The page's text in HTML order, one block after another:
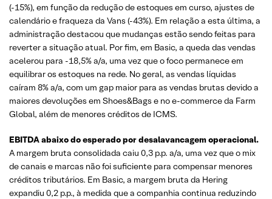
(-15%), em função da redução de estoques em curso, ajustes de
calendário e fraqueza da Vans (-43%). Em relação a esta última, a
administração destacou que mudanças estão sendo feitas para
reverter a situação atual. Por fim, em Basic, a queda das vendas
acelerou para -18,5% a/a, uma vez que o foco permanece em
equilibrar os estoques na rede. No geral, as vendas líquidas
caíram 8% a/a, com um gap maior para as vendas brutas devido a
maiores devoluções em Shoes&Bags e no e-commerce da Farm
Global, além de menores créditos de ICMS.
EBITDA abaixo do esperado por desalavancagem operacional.
A margem bruta consolidada caiu 0,3 p.p. a/a, uma vez que o mix
de canais e marcas não foi suficiente para compensar menores
créditos tributários. Em Basic, a margem bruta da Hering
expandiu 0,2 p.p., à medida que a companhia continua reduzindo